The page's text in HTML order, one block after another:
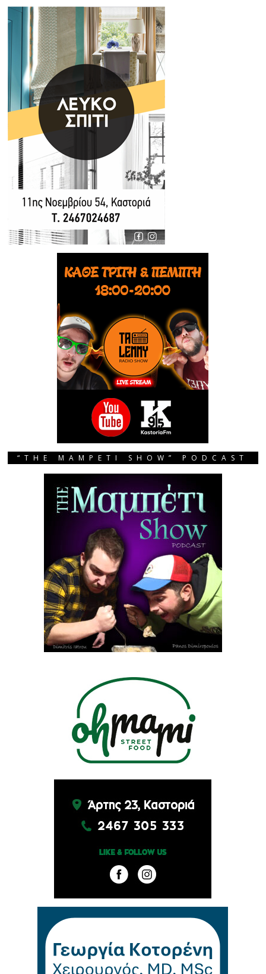
“THE MAMPETI SHOW” PODCAST